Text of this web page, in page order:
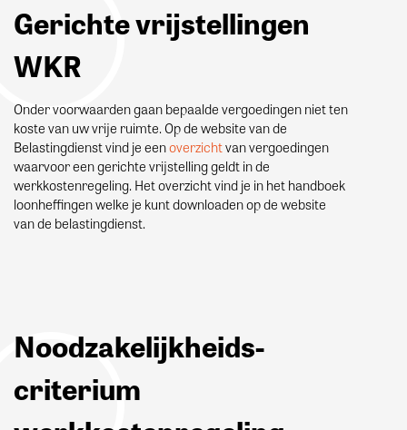
Gerichte vrijstellingen
WKR
Onder voorwaarden gaan bepaalde vergoedingen niet ten
koste van uw vrije ruimte. Op de website van de
Belastingdienst vind je eenoverzichtvan vergoedingen
waarvoor een gerichte vrijstelling geldt in de
werkkostenregeling. Het overzicht vind je in het handboek
loonheffingen welke je kunt downloaden op de website
van de belastingdienst.
Noodzakelijkheids-
criterium